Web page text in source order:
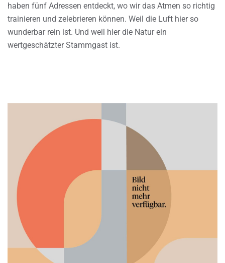
haben fünf Adressen entdeckt, wo wir das Atmen so richtig
trainieren und zelebrieren können. Weil die Luft hier so
wunderbar rein ist. Und weil hier die Natur ein
wertgeschätzter Stammgast ist.